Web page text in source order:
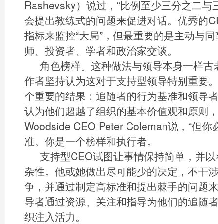
Rashevsky）说过，“比例至少三分之二与
会提出教练式的问题来促进对话。优秀的
指标来监控“大局”，但最重要的是主动与
师、投资者、学者和政治家交谈。
角色榜样。这种做法与领导本身一样
作者坚持认为这对于支持型领导特别重要
个重要的结果：追随者的行为基准和领导
认为他们超越了组织的基本价值观和原则
Woodside CEO Peter Coleman说，“但你
准。你是一个榜样和执行者。
支持型CEO试图让事情保持简单，并
杂性。他或她做出尽可能少的决定，不干
争，并通过制定高标准和提出棘手的问题
导者通过资源、关注和指导为他们的追随
织注入活力。